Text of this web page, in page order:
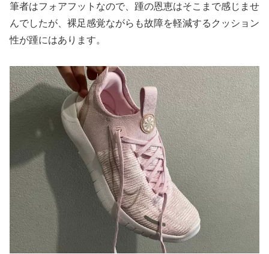
筆者はフォアフットなので、踵の恩恵はそこまで感じませ
んでしたが、裸足感覚ながらも故障を軽減するクッション
性が踵にはあります。